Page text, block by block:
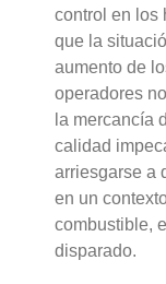
control en los
que la
aumento de
operadores
la mercancía
calidad
arriesgarse a
en un
combustible,
disparado.